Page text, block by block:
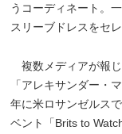
うコーディネート。
スリーブドレスをセレ
複数メディアが報
「アレキサンダー・
年に米ロサンゼルス
ベント「Brits to